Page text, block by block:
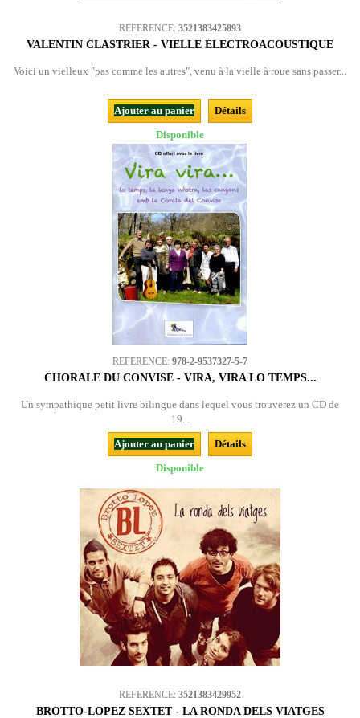
REFERENCE: 3521383425893
VALENTIN CLASTRIER - VIELLE ÉLECTROACOUSTIQUE
Voici un vielleux "pas comme les autres", venu à la vielle à roue sans passer...
Ajouter au panier
Détails
Disponible
REFERENCE: 978-2-9537327-5-7
CHORALE DU CONVISE - VIRA, VIRA LO TEMPS...
Un sympathique petit livre bilingue dans lequel vous trouverez un CD de
19...
Ajouter au panier
Détails
Disponible
REFERENCE: 3521383429952
BROTTO-LOPEZ SEXTET - LA RONDA DELS VIATGES